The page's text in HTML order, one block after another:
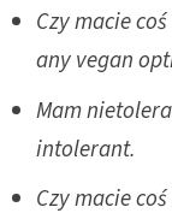
Czy macie
any vegan
Mam
intolerant.
Czy macie